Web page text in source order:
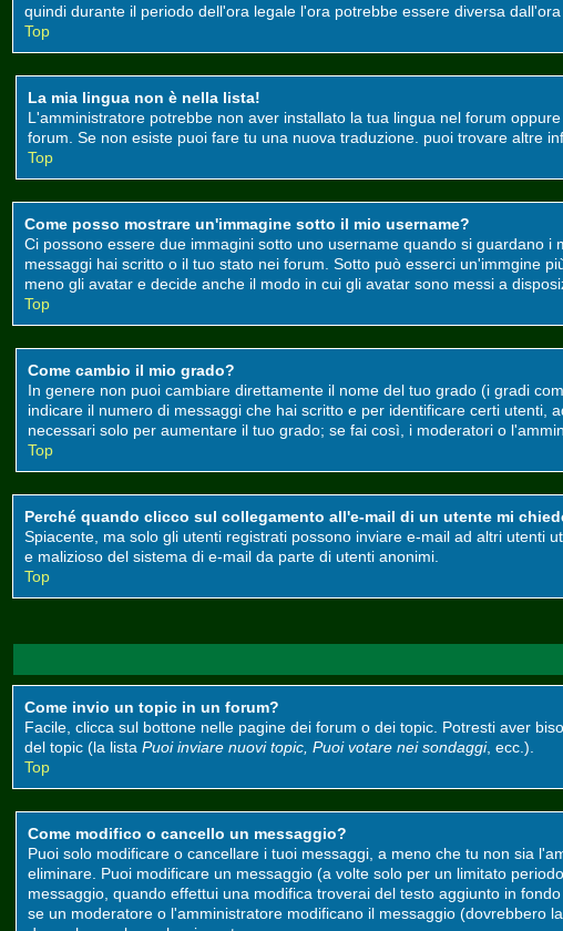
quindi durante il periodo dell'ora legale l'ora potrebbe essere diversa dall'ora
Top
La mia lingua non è nella lista!
L'amministratore potrebbe non aver installato la tua lingua nel forum
forum. Se non esiste puoi fare tu una nuova traduzione. puoi trovare altre
Top
Come posso mostrare un'immagine sotto il mio username?
Ci possono essere due immagini sotto uno username quando si guardano
messaggi hai scritto o il tuo stato nei forum. Sotto può esserci un'immgine
meno gli avatar e decide anche il modo in cui gli avatar sono messi a
Top
Come cambio il mio grado?
In genere non puoi cambiare direttamente il nome del tuo grado (i gradi
indicare il numero di messaggi che hai scritto e per identificare certi
necessari solo per aumentare il tuo grado; se fai così, i moderatori o
Top
Perché quando clicco sul collegamento all'e-mail di un utente mi
Spiacente, ma solo gli utenti registrati possono inviare e-mail ad altri utenti
e malizioso del sistema di e-mail da parte di utenti anonimi.
Top
Come invio un topic in un forum?
Facile, clicca sul bottone nelle pagine dei forum o dei topic. Potresti aver
del topic (la lista Puoi inviare nuovi topic, Puoi votare nei sondaggi, ecc.).
Top
Come modifico o cancello un messaggio?
Puoi solo modificare o cancellare i tuoi messaggi, a meno che tu non sia
eliminare. Puoi modificare un messaggio (a volte solo per un limitato
messaggio, quando effettui una modifica troverai del testo aggiunto in
se un moderatore o l'amministratore modificano il messaggio (dovrebbero